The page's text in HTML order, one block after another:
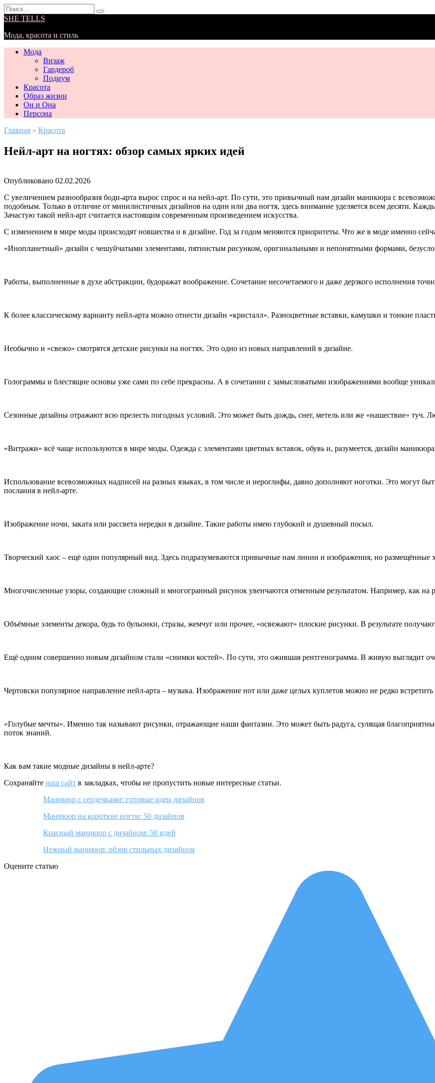
Перейти
к
Search
for:
SHE TELLS
Мода, красота и стиль
Мода
Визаж
Гардероб
Подиум
Красота
Образ жизни
Он и Она
Персона
Главная » Красота
Нейл-арт на ногтях: обзор самых ярких идей
Опубликовано 02.02.2026
С увеличением разнообразия боди-арта вырос спрос и на нейл-арт. По сути, это привычный нам дизайн маникюра с
подобным. Только в отличие от минилистичных дизайнов на один или два ногтя, здесь внимание уделяется всем десяти.
Зачастую такой нейл-арт считается настоящим современным произведением искусства.
С изменением в мире моды происходят новшества и в дизайне. Год за годом меняются приоритеты. Что же в моде именно
«Инопланетный» дизайн с чешуйчатыми элементами, пятнистым рисунком, оригинальными и непонятными формами,
Работы, выполненные в духе абстракции, будоражат воображение. Сочетание несочетаемого и даже дерзкого исполнения
К более классическому варианту нейл-арта можно отнести дизайн «кристалл». Разноцветные вставки, камушки и тонкие
Необычно и «свежо» смотрятся детские рисунки на ногтях. Это одно из новых направлений в дизайне.
Голограммы и блестящие основы уже сами по себе прекрасны. А в сочетании с замысловатыми изображениями вообще
Сезонные дизайны отражают всю прелесть погодных условий. Это может быть дождь, снег, метель или же «нашествие»
«Витражи» всё чаще используются в мире моды. Одежда с элементами цветных вставок, обувь и, разумеется, дизайн
Использование всевозможных надписей на разных языках, в том числе и иероглифы, давно дополняют ноготки. Это могут
послания в нейл-арте.
Изображение ночи, заката или рассвета нередки в дизайне. Такие работы имею глубокий и душевный посыл.
Творческий хаос – ещё один популярный вид. Здесь подразумеваются привычные нам линии и изображения, но размещённые
Многочисленные узоры, создающие сложный и многогранный рисунок увенчаются отменным результатом. Например, как на
Объёмные элементы декора, будь то бульонки, стразы, жемчуг или прочее, «освежают» плоские рисунки. В результате
Ещё одним совершенно новым дизайном стали «снимки костей». По сути, это ожившая рентгенограмма. В живую выглядит
Чертовски популярное направление нейл-арта – музыка. Изображение нот или даже целых куплетов можно не редко встретить
«Голубые мечты». Именно так называют рисунки, отражающие наши фантазии. Это может быть радуга, сулящая
поток знаний.
Как вам такие модные дизайны в нейл-арте?
Сохраняйте наш сайт в закладках, чтобы не пропустить новые интересные статьи.
Маникюр с сердечками: готовые идеи дизайнов
Маникюр на короткие ногти: 50 дизайнов
Красный маникюр с дизайном: 50 идей
Нежный маникюр: обзор стильных дизайнов
Оцените статью